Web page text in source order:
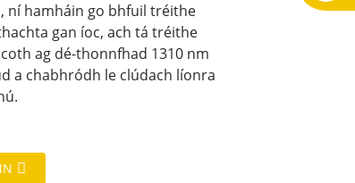
ní hamháin go bhfuil tréithe
gan íoc, ach tá tréithe
ag dé-thonnfhad 1310 nm
a chabhródh le clúdach líonra